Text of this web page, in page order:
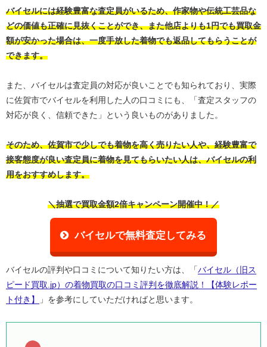
バイセルには経験豊富な査定員がいるため、作家物や伝統工芸品な
どの価値も正確に見抜くことができ、また他店よりも1円でも買取金
額が安かった場合は、一度手放した着物でも返品してもらうことが
できます。
また、バイセルは査定員の対応が良いことでも知られており、実際
に佐賀市でバイセルを利用した人の口コミにも、「査定スタッフの
対応が良く、信頼できた」という良いものがありました。
そのため、佐賀市で少しでも着物を高く売りたい人や、経験豊富で
接客態度が良い査定員に着物を見てもらいたい人は、バイセルの利
用をおすすめします。
＼抽選で買取金額2倍キャンペーン開催中！／
バイセルで無料査定してみる
バイセルの評判や口コミについて知りたい方は、「 バイセル（旧ス
ピード買取.jp）の着物買取の口コミ評判を徹底解説！【体験レポー
ト付き】
」を参考にしていただければと思います。